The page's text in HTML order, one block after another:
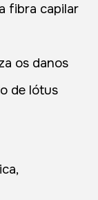
fibra capilar
os danos
de lótus